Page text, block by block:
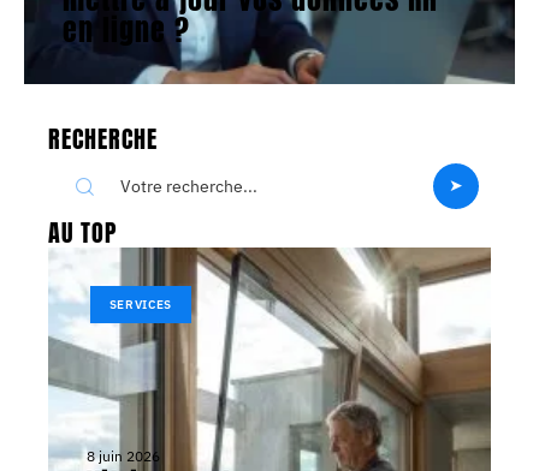
en ligne ?
RECHERCHE
AU TOP
SERVICES
8 juin 2026